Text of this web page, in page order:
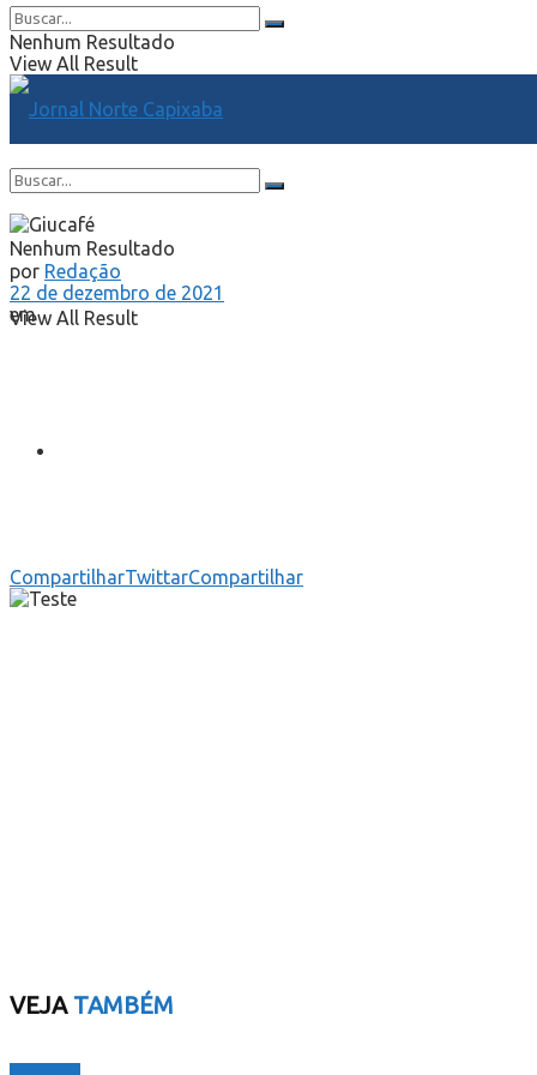
Nenhum Resultado
View All Result
Nenhum Resultado
View All Result
por Redação
22 de dezembro de 2021
em
CompartilharTwittarCompartilhar
VEJATAMBÉM